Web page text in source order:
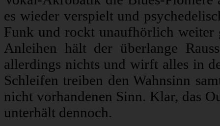
es wieder verspielt und
Funk und rockt unaufhörlich weiter
Anleihen hält der überlange
allerdings nichts und wirft alles in
Schleifen treiben den Wahnsinn
nicht vorhandenen Sinn. Klar, das
unterhält dennoch.